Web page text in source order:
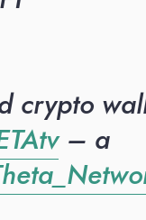
crypto
– a